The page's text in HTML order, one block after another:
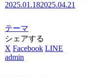
2025.01.182025.04.21
テーマ
シェアする
X Facebook LINE
admin